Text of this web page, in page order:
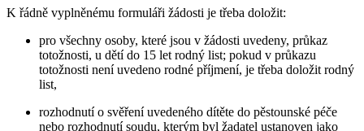
K řádně vyplněnému formuláři žádosti je třeba doložit:
pro všechny osoby, které jsou v žádosti uvedeny, průkaz
totožnosti, u dětí do 15 let rodný list; pokud v průkazu
totožnosti není uvedeno rodné příjmení, je třeba doložit rodný
list,
rozhodnutí o svěření uvedeného dítěte do pěstounské péče
nebo rozhodnutí soudu, kterým byl žadatel ustanoven jako